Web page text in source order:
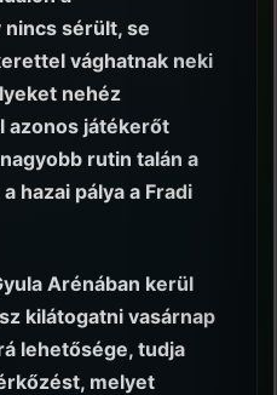
sérült, se
vághatnak neki
nehéz
azonos játékerőt
rutin talán a
hazai pálya a Fradi
Arénában kerül
kilátogatni vasárnap
lehetősége, tudja
melyet